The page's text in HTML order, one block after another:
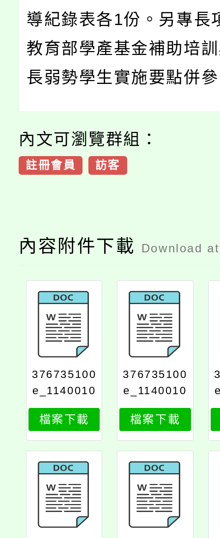
導紀錄表各1份。另專長
教育部學產基金補助培
長弱勢學生實施要點併
內文可瀏覽群組：
註冊會員 訪客
內容附件下載 Download
376735100
e_1140010
926_attach
1
檔案下載
376735100
e_1140010
926_attach
2
檔案下載